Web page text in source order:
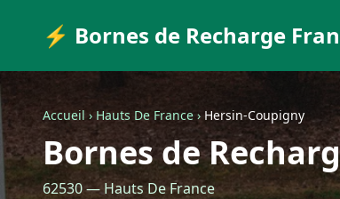
⚡ Bornes de Recharge
Accueil › Hauts De France › Hersin-Coupigny
Bornes de
62530 — Hauts De France